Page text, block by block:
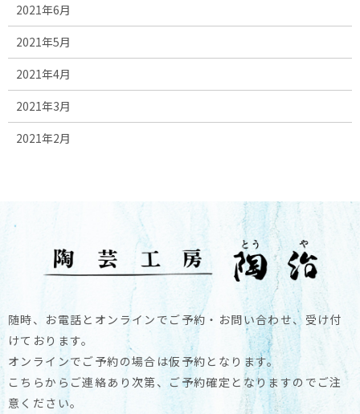
2021年6月
2021年5月
2021年4月
2021年3月
2021年2月
随時、お電話とオンラインでご予約・お問い合わせ、受け付
けております。
オンラインでご予約の場合は仮予約となります。
こちらからご連絡あり次第、ご予約確定となりますのでご注
意ください。